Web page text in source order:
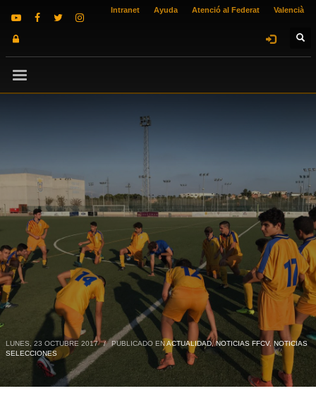
Intranet Ayuda Atenció al Federat Valencià
LUNES, 23 OCTUBRE 2017 / PUBLICADO ENACTUALIDAD,NOTICIAS FFCV, NOTICIAS
SELECCIONES